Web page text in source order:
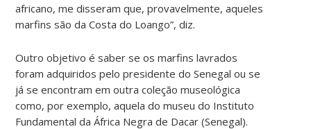
africano, me disseram que, provavelmente, aqueles
marfins são da Costa do Loango”, diz.
Outro objetivo é saber se os marfins lavrados
foram adquiridos pelo presidente do Senegal ou se
já se encontram em outra coleção museológica
como, por exemplo, aquela do museu do Instituto
Fundamental da África Negra de Dacar (Senegal).